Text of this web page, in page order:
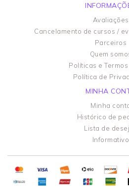
Avaliações
Cancelamento de cursos /
Parceiros
Quem
Políticas e
Política de
MINHA
Minha
Histórico de
Lista de
Informativo